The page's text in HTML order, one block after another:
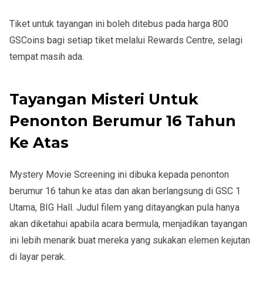
Tiket untuk tayangan ini boleh ditebus pada harga 800
GSCoins bagi setiap tiket melalui Rewards Centre, selagi
tempat masih ada.
Tayangan Misteri Untuk
Penonton Berumur 16 Tahun
Ke Atas
Mystery Movie Screening ini dibuka kepada penonton
berumur 16 tahun ke atas dan akan berlangsung di GSC 1
Utama, BIG Hall . Judul filem yang ditayangkan pula hanya
akan diketahui apabila acara bermula, menjadikan tayangan
ini lebih menarik buat mereka yang sukakan elemen kejutan
di layar perak.